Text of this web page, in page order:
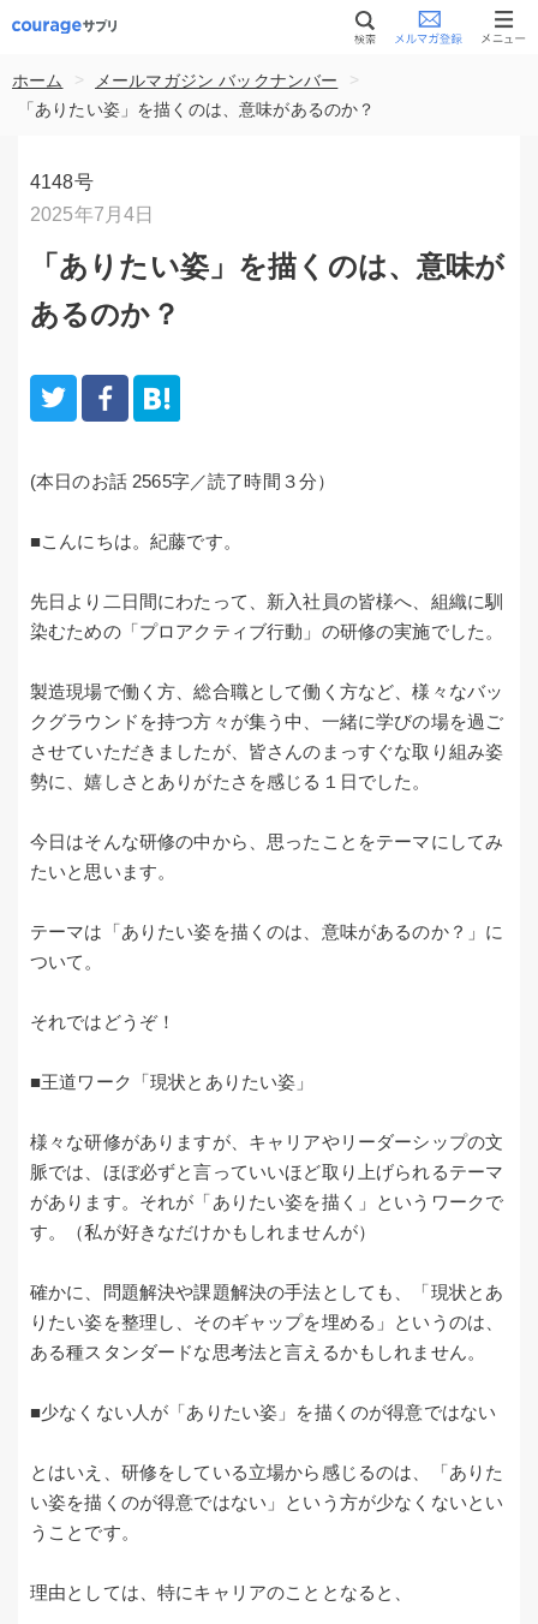
ホーム > メールマガジン バックナンバー
>
「ありたい姿」を描くのは、意味があるのか？
4148号
2025年7月4日
「ありたい姿」を描くのは、意味が
あるのか？
(本日のお話 2565字／読了時間３分）
■こんにちは。紀藤です。
先日より二日間にわたって、新入社員の皆様へ、組織に馴
染むための「プロアクティブ行動」の研修の実施でした。
製造現場で働く方、総合職として働く方など、様々なバッ
クグラウンドを持つ方々が集う中、一緒に学びの場を過ご
させていただきましたが、皆さんのまっすぐな取り組み姿
勢に、嬉しさとありがたさを感じる１日でした。
今日はそんな研修の中から、思ったことをテーマにしてみ
たいと思います。
テーマは「ありたい姿を描くのは、意味があるのか？」に
ついて。
それではどうぞ！
■王道ワーク「現状とありたい姿」
様々な研修がありますが、キャリアやリーダーシップの文
脈では、ほぼ必ずと言っていいほど取り上げられるテーマ
があります。それが「ありたい姿を描く」というワークで
す。（私が好きなだけかもしれませんが）
確かに、問題解決や課題解決の手法としても、「現状とあ
りたい姿を整理し、そのギャップを埋める」というのは、
ある種スタンダードな思考法と言えるかもしれません。
■少なくない人が「ありたい姿」を描くのが得意ではない
とはいえ、研修をしている立場から感じるのは、「ありた
い姿を描くのが得意ではない」という方が少なくないとい
うことです。
理由としては、特にキャリアのこととなると、